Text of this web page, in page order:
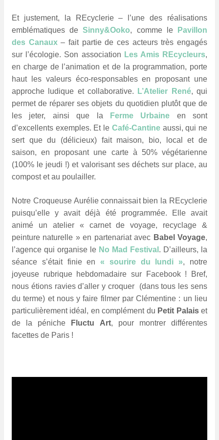
Et justement, la REcyclerie – l’une des réalisations
emblématiques deSinny&Ooko, comme le
Pavillon
des Canaux– fait partie de ces acteurs très engagés
sur l’écologie. Son association Les Amis REcycleurs,
en charge de l’animation et de la programmation, porte
haut les valeurs éco-responsables en proposant une
approche ludique et collaborative.
L’Atelier René, qui
permet de réparer ses objets du quotidien plutôt que de
les jeter, ainsi que la
Ferme Urbaine en sont
d’excellents exemples. Et le Café-Cantineaussi, qui ne
sert que du (délicieux) fait maison, bio, local et de
saison, en proposant une carte à 50% végétarienne
(100% le jeudi !) et valorisant ses déchets sur place, au
compost et au poulailler.
Notre Croqueuse Aurélie connaissait bien la REcyclerie
puisqu’elle y avait déjà été programmée. Elle avait
animé un atelier « carnet de voyage, recyclage &
peinture naturelle » en partenariat avec Babel Voyage,
l’agence qui organise le No Mad Festival . D’ailleurs, la
séance s’était finie en« sourire du lundi », notre
joyeuse rubrique hebdomadaire sur Facebook ! Bref,
nous étions ravies d’aller y croquer (dans tous les sens
du terme) et nous y faire filmer par Clémentine : un lieu
particulièrement idéal, en complément du Petit Palaiset
de la péniche
Fluctu Art, pour montrer différentes
facettes de Paris !